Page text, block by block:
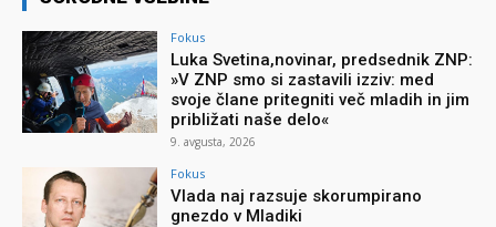
Fokus
Luka Svetina,novinar, predsednik ZNP:
»V ZNP smo si zastavili izziv: med
svoje člane pritegniti več mladih in jim
približati naše delo«
9. avgusta, 2026
Fokus
Vlada naj razsuje skorumpirano
gnezdo v Mladiki